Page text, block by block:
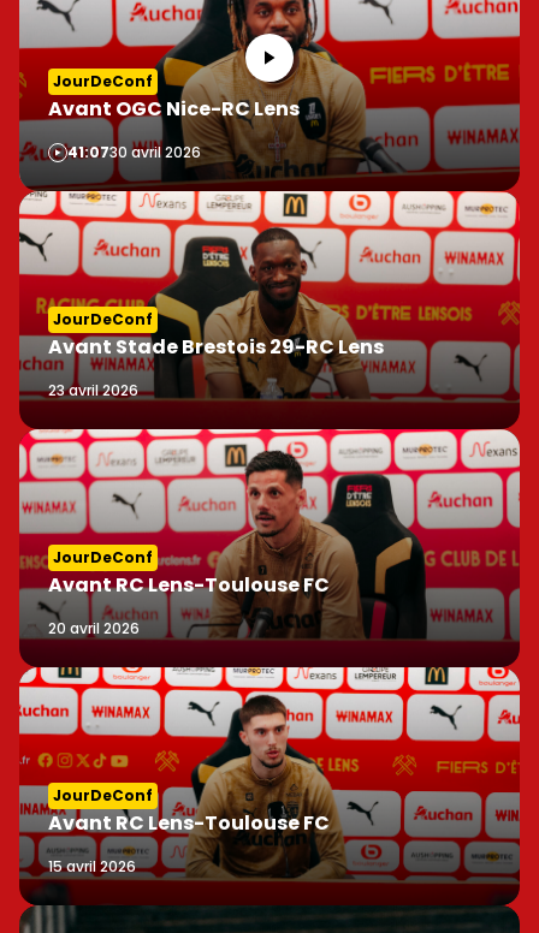
JourDeConf
Avant OGC Nice-RC Lens
Vidéo41:0730 avril 2026
JourDeConf
Avant Stade Brestois 29-RC Lens
23 avril 2026
JourDeConf
Avant RC Lens-Toulouse FC
20 avril 2026
JourDeConf
Avant RC Lens-Toulouse FC
15 avril 2026